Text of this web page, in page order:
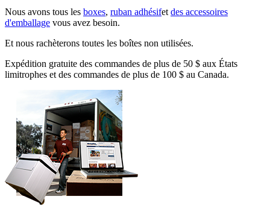
Nous avons tous les boxes, ruban adhésifet des accessoires
d'emballage vous avez besoin.
Et nous rachèterons toutes les boîtes non utilisées.
Expédition gratuite des commandes de plus de 50 $ aux États
limitrophes et des commandes de plus de 100 $ au Canada.